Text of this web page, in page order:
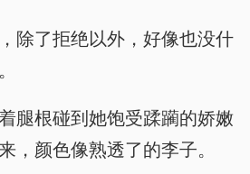
除了拒绝以外，好像也没什
腿根碰到她饱受蹂躏的娇嫩
，颜色像熟透了的李子。